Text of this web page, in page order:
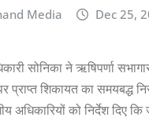
Media Dec 25,
सोनिका ने ऋषिपर्णा
प्राप्त शिकायत का समयबद्ध
अधिकारियों को निर्देश